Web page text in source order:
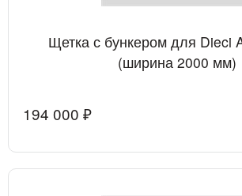
Щетка с бункером для Dieci
(ширина 2000 мм)
194 000 ₽